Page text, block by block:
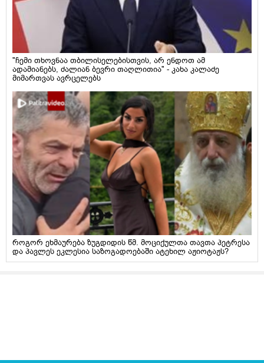
"ჩემი თხოვნაა თბილისელებისთვის, არ ენდოთ ამ
ადამიანებს, ძალიან ბევრი თაღლითია" - კახა კალაძე
მიმართვას ავრცელებს
როგორ ეხმაურება ზუგდიდის წმ. მოციქულთა თავთა პეტრესა
და პავლეს ეკლესია საზოგადოებაში ატეხილ აჟიოტაჟს?